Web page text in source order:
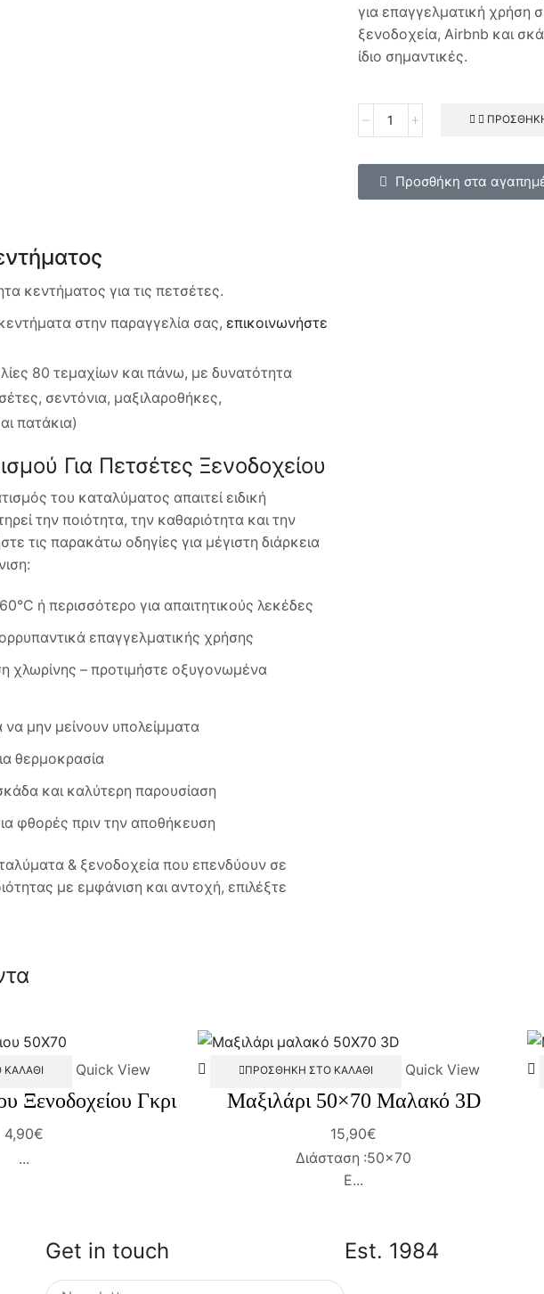
για επαγγελματική χρήση
ξενοδοχεία, Airbnb και
ίδιο σημαντικές.
Προσθήκη στα
κεντήματος για τις πετσέτες.
στην παραγγελία σας, επικοινωνήστε
80 τεμαχίων και πάνω, με δυνατότητα
σεντόνια, μαξιλαροθήκες,
πατάκια)
Για Πετσέτες Ξενοδοχείου
του καταλύματος απαιτεί ειδική
την ποιότητα, την καθαριότητα και την
τις παρακάτω οδηγίες για μέγιστη διάρκεια
ή περισσότερο για απαιτητικούς λεκέδες
επαγγελματικής χρήσης
χλωρίνης – προτιμήστε οξυγονωμένα
να μην μείνουν υπολείμματα
θερμοκρασία
και καλύτερη παρουσίαση
φθορές πριν την αποθήκευση
& ξενοδοχεία που επενδύουν σε
με εμφάνιση και αντοχή, επιλέξτε
Quick View
Ξενοδοχείου Γκρι
4,90€
...
ΠΡΟΣΘΉΚΗ ΣΤΟ ΚΑΛΆΘΙ Quick View
Mαξιλάρι 50×70 Μαλακό 3D
15,90€
Διάσταση :50×70
Ε...
Get in touch Est. 1984